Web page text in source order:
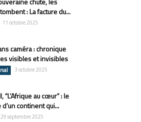
: La facture du...
11 octobre 2025
caméra : chronique
visibles et invisibles
3 octobre 2025
“L’Afrique au cœur” : le
continent qui...
29 septembre 2025